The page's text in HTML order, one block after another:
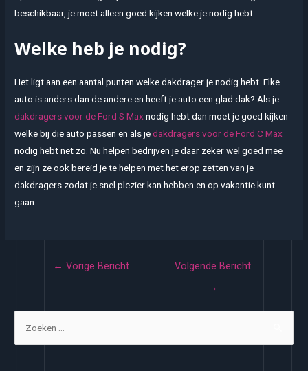
beschikbaar, je moet alleen goed kijken welke je nodig hebt.
Welke heb je nodig?
Het ligt aan een aantal punten welke dakdrager je nodig hebt. Elke
auto is anders dan de andere en heeft je auto een glad dak? Als je
dakdragers voor de Ford S Maxnodig hebt dan moet je goed kijken
welke bij die auto passen en als jedakdragers voor de Ford C Max
nodig hebt net zo. Nu helpen bedrijven je daar zeker wel goed mee
en zijn ze ook bereid je te helpen met het erop zetten van je
dakdragers zodat je snel plezier kan hebben en op vakantie kunt
gaan.
← Vorige Bericht
Volgende Bericht
→